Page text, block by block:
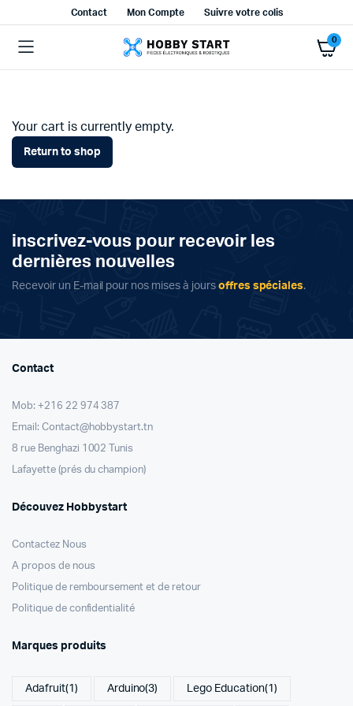
Contact Mon Compte Suivre votre colis
0
Your cart is currently empty.
Return to shop
inscrivez-vous pour recevoir les
dernières nouvelles
Recevoir un E-mail pour nos mises à jours offres spéciales.
Contact
Mob: +216 22 974 387
Email: Contact@hobbystart.tn
8 rue Benghazi 1002 Tunis
Lafayette (prés du champion)
Découvez Hobbystart
Contactez Nous
A propos de nous
Politique de remboursement et de retour
Politique de confidentialité
Marques produits
Adafruit(1) Arduino(3) Lego Education(1)